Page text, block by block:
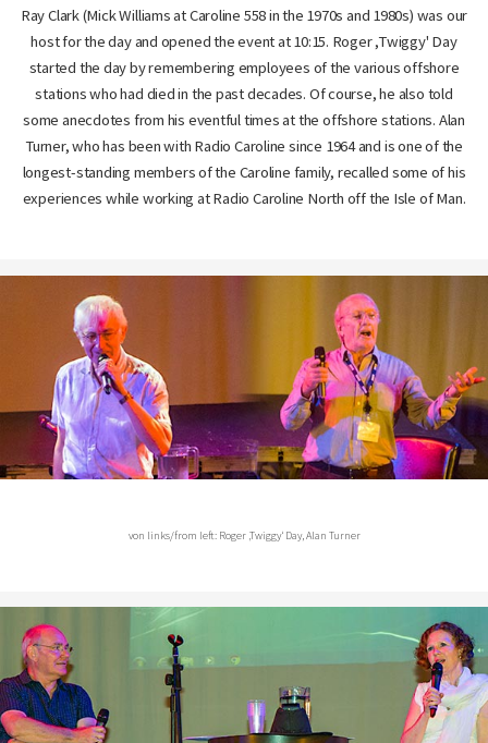
Ray Clark (Mick Williams at Caroline 558 in the 1970s and 1980s) was our
host for the day and opened the event at 10:15. Roger ,Twiggy' Day
started the day by remembering employees of the various offshore
stations who had died in the past decades. Of course, he also told
some anecdotes from his eventful times at the offshore stations. Alan
Turner, who has been with Radio Caroline since 1964 and is one of the
longest-standing members of the Caroline family, recalled some of his
experiences while working at Radio Caroline North off the Isle of Man.
von links/from left: Roger ‚Twiggy‘ Day, Alan Turner